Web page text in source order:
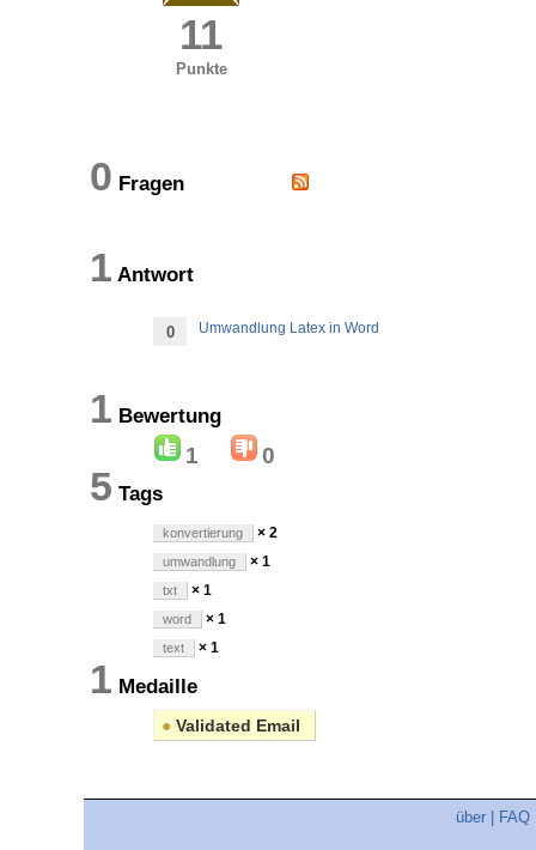
11
Punkte
0 Fragen
1 Antwort
0 Umwandlung Latex in Word
1 Bewertung
1 0
5 Tags
konvertierung × 2
umwandlung × 1
txt × 1
word × 1
text × 1
1 Medaille
● Validated Email
über FAQ